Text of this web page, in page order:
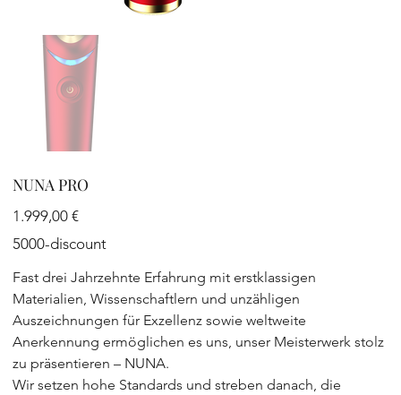
NUNA PRO
Preis
1.999,00 €
5000-discount
Fast drei Jahrzehnte Erfahrung mit erstklassigen
Materialien, Wissenschaftlern und unzähligen
Auszeichnungen für Exzellenz sowie weltweite
Anerkennung ermöglichen es uns, unser Meisterwerk stolz
zu präsentieren – NUNA.
Wir setzen hohe Standards und streben danach, die